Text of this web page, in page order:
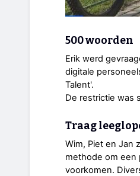
500 woorden
Erik werd
digitale
Talent'.
De restrictie was
Traag
Wim, Piet en Jan
methode om een
voorkomen.